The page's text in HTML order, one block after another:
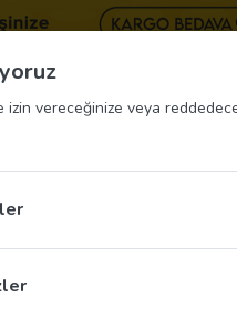
İş Güvenliği Ekipmanları
izin vereceğinize veya